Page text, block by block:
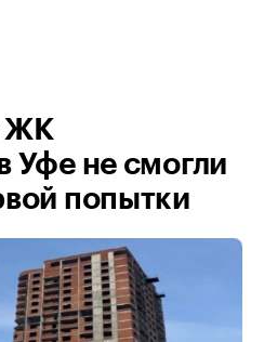
ЖК
Уфе не смогли
попытки